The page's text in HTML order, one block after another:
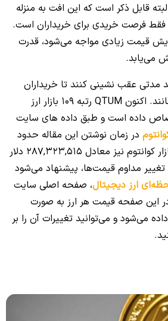
قابل ذکر است که این افت به منزله
فقط فرصت خریدی برای خریداران است.
قیمت زیادی مواجه می‌شود، قدرت
می‌یابد.
مدتی عقب نشینی کنند تا خریداران
جدید خود را به بازار برسانند. اکنون QTUM رتبه 109 بازار ارز
داده است و طبق داده های سایت
در زمان نوشتن این مقاله حدود
2.74 دلار است. ارزش بازار کوانتوم نیز معادل 287,323,515 دلار
تغییر مداوم قیمت‌ها، پیشنهاد می‌شود
ارز دیجیتال، صفحه اصلی سایت
این صفحه قیمت هر ارز به صورت
می‌شود و می‌توانید تغییرات آن را بر